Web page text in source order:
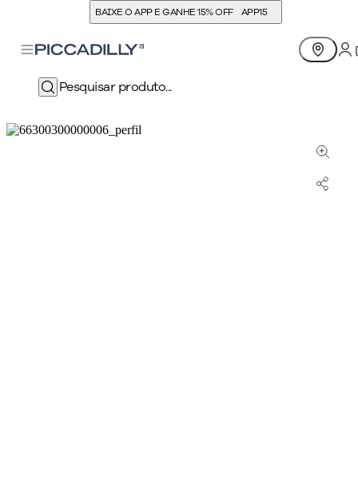
BAIXE O APP E GANHE 15% OFF APP15